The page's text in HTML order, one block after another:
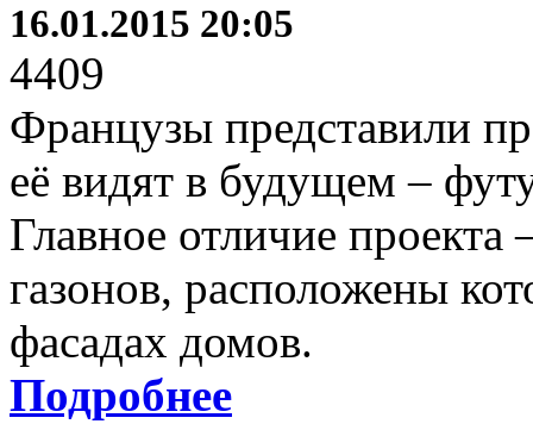
16.01.2015 20:05
4409
Французы представили
её видят в будущем –
Главное отличие проекта
газонов, расположены
фасадах домов.
Подробнее